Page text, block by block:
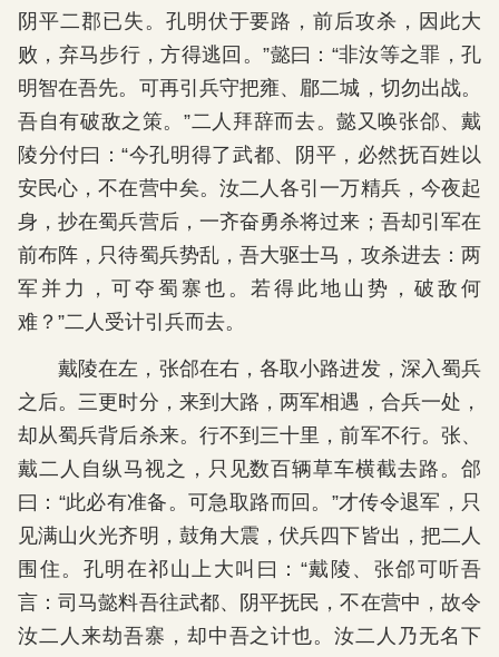
阴平二郡已失。孔明伏于要路，前后攻杀，因此大
败，弃马步行，方得逃回。”懿曰：“非汝等之罪，孔
明智在吾先。可再引兵守把雍、郿二城，切勿出战。
吾自有破敌之策。”二人拜辞而去。懿又唤张郃、戴
陵分付曰：“今孔明得了武都、阴平，必然抚百姓以
安民心，不在营中矣。汝二人各引一万精兵，今夜起
身，抄在蜀兵营后，一齐奋勇杀将过来；吾却引军在
前布阵，只待蜀兵势乱，吾大驱士马，攻杀进去：两
军并力，可夺蜀寨也。若得此地山势，破敌何
难？”二人受计引兵而去。
戴陵在左，张郃在右，各取小路进发，深入蜀兵
之后。三更时分，来到大路，两军相遇，合兵一处，
却从蜀兵背后杀来。行不到三十里，前军不行。张、
戴二人自纵马视之，只见数百辆草车横截去路。郃
曰：“此必有准备。可急取路而回。”才传令退军，只
见满山火光齐明，鼓角大震，伏兵四下皆出，把二人
围住。孔明在祁山上大叫曰：“戴陵、张郃可听吾
言：司马懿料吾往武都、阴平抚民，不在营中，故令
汝二人来劫吾寨，却中吾之计也。汝二人乃无名下